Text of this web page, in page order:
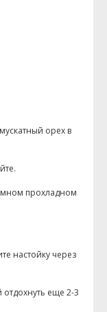
орех в
прохладном
настойку через
отдохнуть еще 2-3